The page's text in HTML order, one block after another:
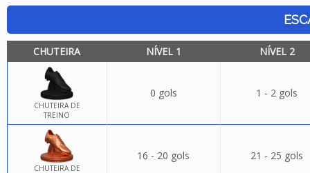
CHUTEIRA NÍVEL 1 NÍVEL 2
CHUTEIRA DE
TREINO
0 gols 1 - 2 gols
CHUTEIRA DE
16 - 20 gols 21 - 25 gols